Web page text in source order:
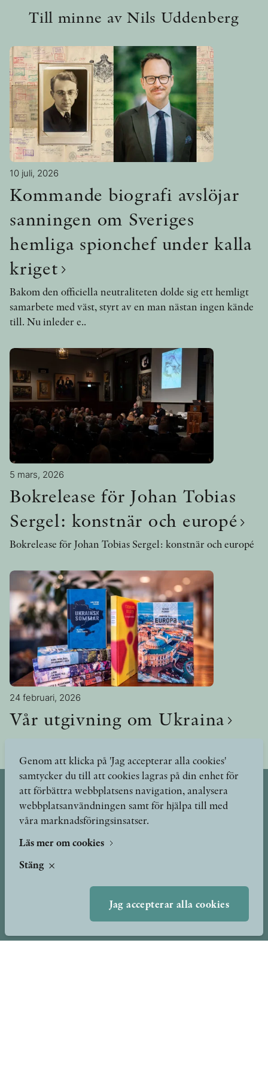
Till minne av Nils Uddenberg
10 juli, 2026
Kommande biografi avslöjar
sanningen om Sveriges
hemliga spionchef under kalla
kriget
Bakom den officiella neutraliteten dolde sig ett hemligt
samarbete med väst, styrt av en man nästan ingen kände
till. Nu inleder e..
5 mars, 2026
Bokrelease för Johan Tobias
Sergel: konstnär och europé
Bokrelease för Johan Tobias Sergel: konstnär och europé
24 februari, 2026
Vår utgivning om Ukraina
Vår vision är att ge ut Sveriges mest högkvalitativa
fackböcker under devisen bildning, hantverk och
skönhet. Förlaget ingår i Axel och Margaret Ax:son
Johnsons stiftelse för allmännyttiga ändamål.
info@stolpepublishing.se
Genom att klicka på 'Jag accepterar alla cookies'
samtycker du till att cookies lagras på din enhet för
att förbättra webbplatsens navigation, analysera
webbplatsanvändningen samt för hjälpa till med
våra marknadsföringsinsatser.
Läs mer om cookies
Stäng
Jag accepterar alla cookies